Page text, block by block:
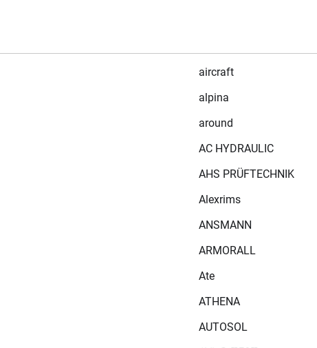
aircraft
alpina
around
AC HYDRAULIC
AHS PRÜFTECHNIK
Alexrims
ANSMANN
ARMORALL
Ate
ATHENA
AUTOSOL